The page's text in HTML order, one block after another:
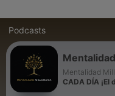
Podcasts
Mentalidad
CADA DÍA ¡El